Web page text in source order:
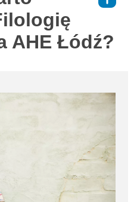
AHE Łódź?